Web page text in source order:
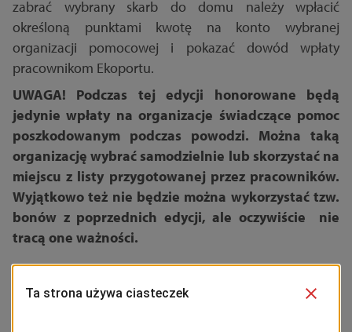
zabrać wybrany skarb do domu należy wpłacić
określoną punktami kwotę na konto wybranej
organizacji pomocowej i pokazać dowód wpłaty
pracownikom Ekoportu.
UWAGA! Podczas tej edycji honorowane będą
jedynie wpłaty na organizacje świadczące pomoc
poszkodowanym podczas powodzi. Można taką
organizację wybrać samodzielnie lub skorzystać na
miejscu z listy przygotowanej przez pracowników.
Wyjątkowo też nie będzie można wykorzystać tzw.
bonów z poprzednich edycji, ale oczywiście nie
tracą one ważności.
Galeria będzie otwarta w środę w godz. 10 – 17. Po